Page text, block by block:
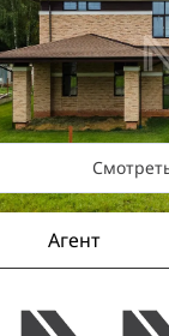
Агент